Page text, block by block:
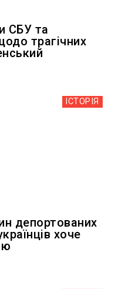
СБУ та
трагічних
ІСТОРІЯ
депортованих
хоче